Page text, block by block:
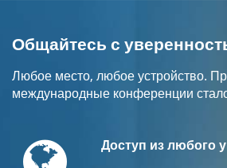
Общайтесь с
Любое место, любое устройство.
международные конференции стало
GlobeДоступ из любого